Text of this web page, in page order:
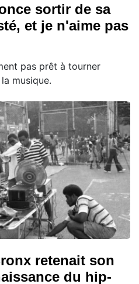
sortir de sa
et je n'aime pas
pas prêt à tourner
musique.
retenait son
du hip-